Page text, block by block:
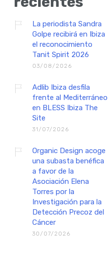
La periodista Sandra
Golpe recibirá en Ibiza
el reconocimiento
Tanit Spirit 2026
03/08/2026
Adlib Ibiza desfila
frente al Mediterráneo
en BLESS Ibiza The
Site
31/07/2026
Organic Design acoge
una subasta benéfica
a favor de la
Asociación Elena
Torres por la
Investigación para la
Detección Precoz del
Cáncer
30/07/2026